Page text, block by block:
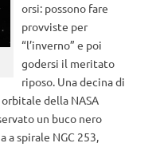
orsi: possono fare
provviste per
“l’inverno” e poi
godersi il meritato
riposo. Una decina di
della NASA
un buco nero
a spirale NGC 253,